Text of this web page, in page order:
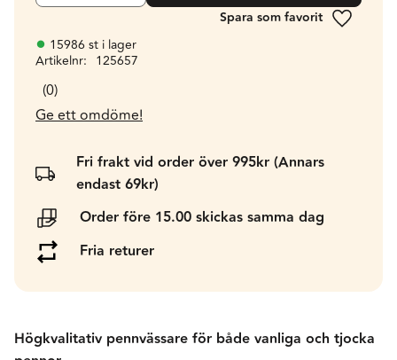
Lägg till
15986 st i lager
Artikelnr
125657
0
Ge ett omdöme!
Fri frakt vid order över 995kr (Annars
endast 69kr)
Order före 15.00 skickas samma dag
Fria returer
Högkvalitativ pennvässare för både vanliga och tjocka